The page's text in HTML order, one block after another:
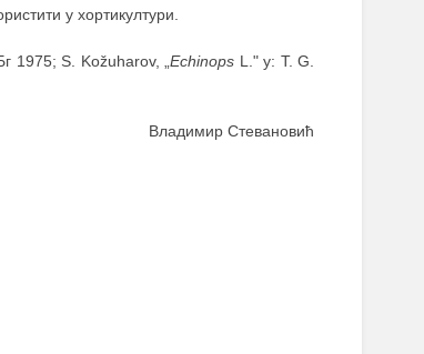
у хортикултури.
1975; S. Kožuharov, „Echinops L." у: T. G.
Владимир Стевановић